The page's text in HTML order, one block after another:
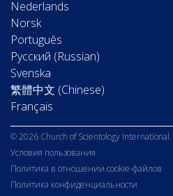
Nederlands
Norsk
Português
Русский (Russian)
Svenska
繁體中文 (Chinese)
Français
© 2026 Church of Scientology
Условия пользования
Политика в отношении cookie-файлов
Политика конфиденциальности